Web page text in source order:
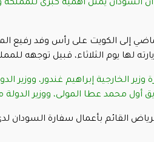
السودان يمثل أهمية كبرى
إلى الكويت على رأس وفد رفيع
لها يوم الثلاثاء، قبيل توجهه
وزير الخارجية إبراهيم غندور،
أول محمد عطا المولى، ووزير
القائم بأعمال سفارة السودان